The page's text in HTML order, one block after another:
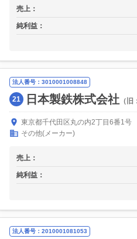
売上：
純利益：
法人番号：3010001008848
21 日本製鉄株式会社 （
東京都千代田区丸の内2丁目6番1号
その他(メーカー)
売上：
純利益：
法人番号：2010001081053